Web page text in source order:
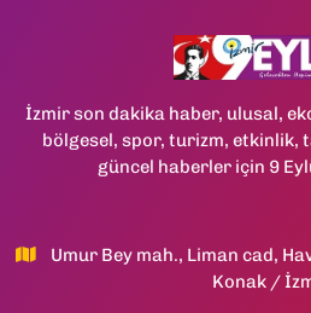
İzmir son dakika haber, ulusal,
bölgesel, spor, turizm, etkinlik,
güncel haberler için 9
Umur Bey mah., Liman cad,
Konak /